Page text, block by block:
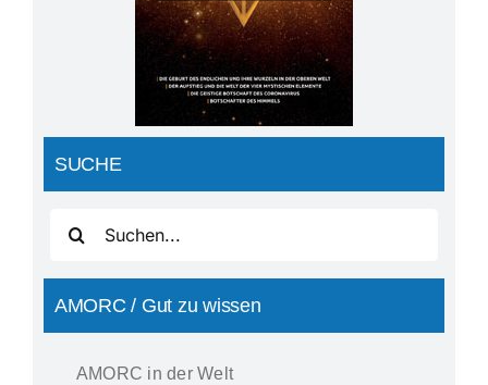
SUCHE
nach:
AMORC / Gut zu wissen
AMORC in der Welt